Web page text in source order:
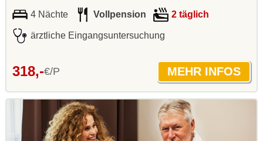
4 Nächte Vollpension 2 täglich
ärztliche Eingangsuntersuchung
318,-€/P